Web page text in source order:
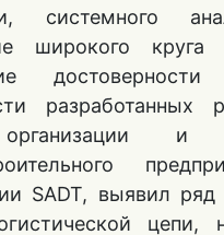
системного
широкого круга
разработанных
и
SADT, выявил
цепи,